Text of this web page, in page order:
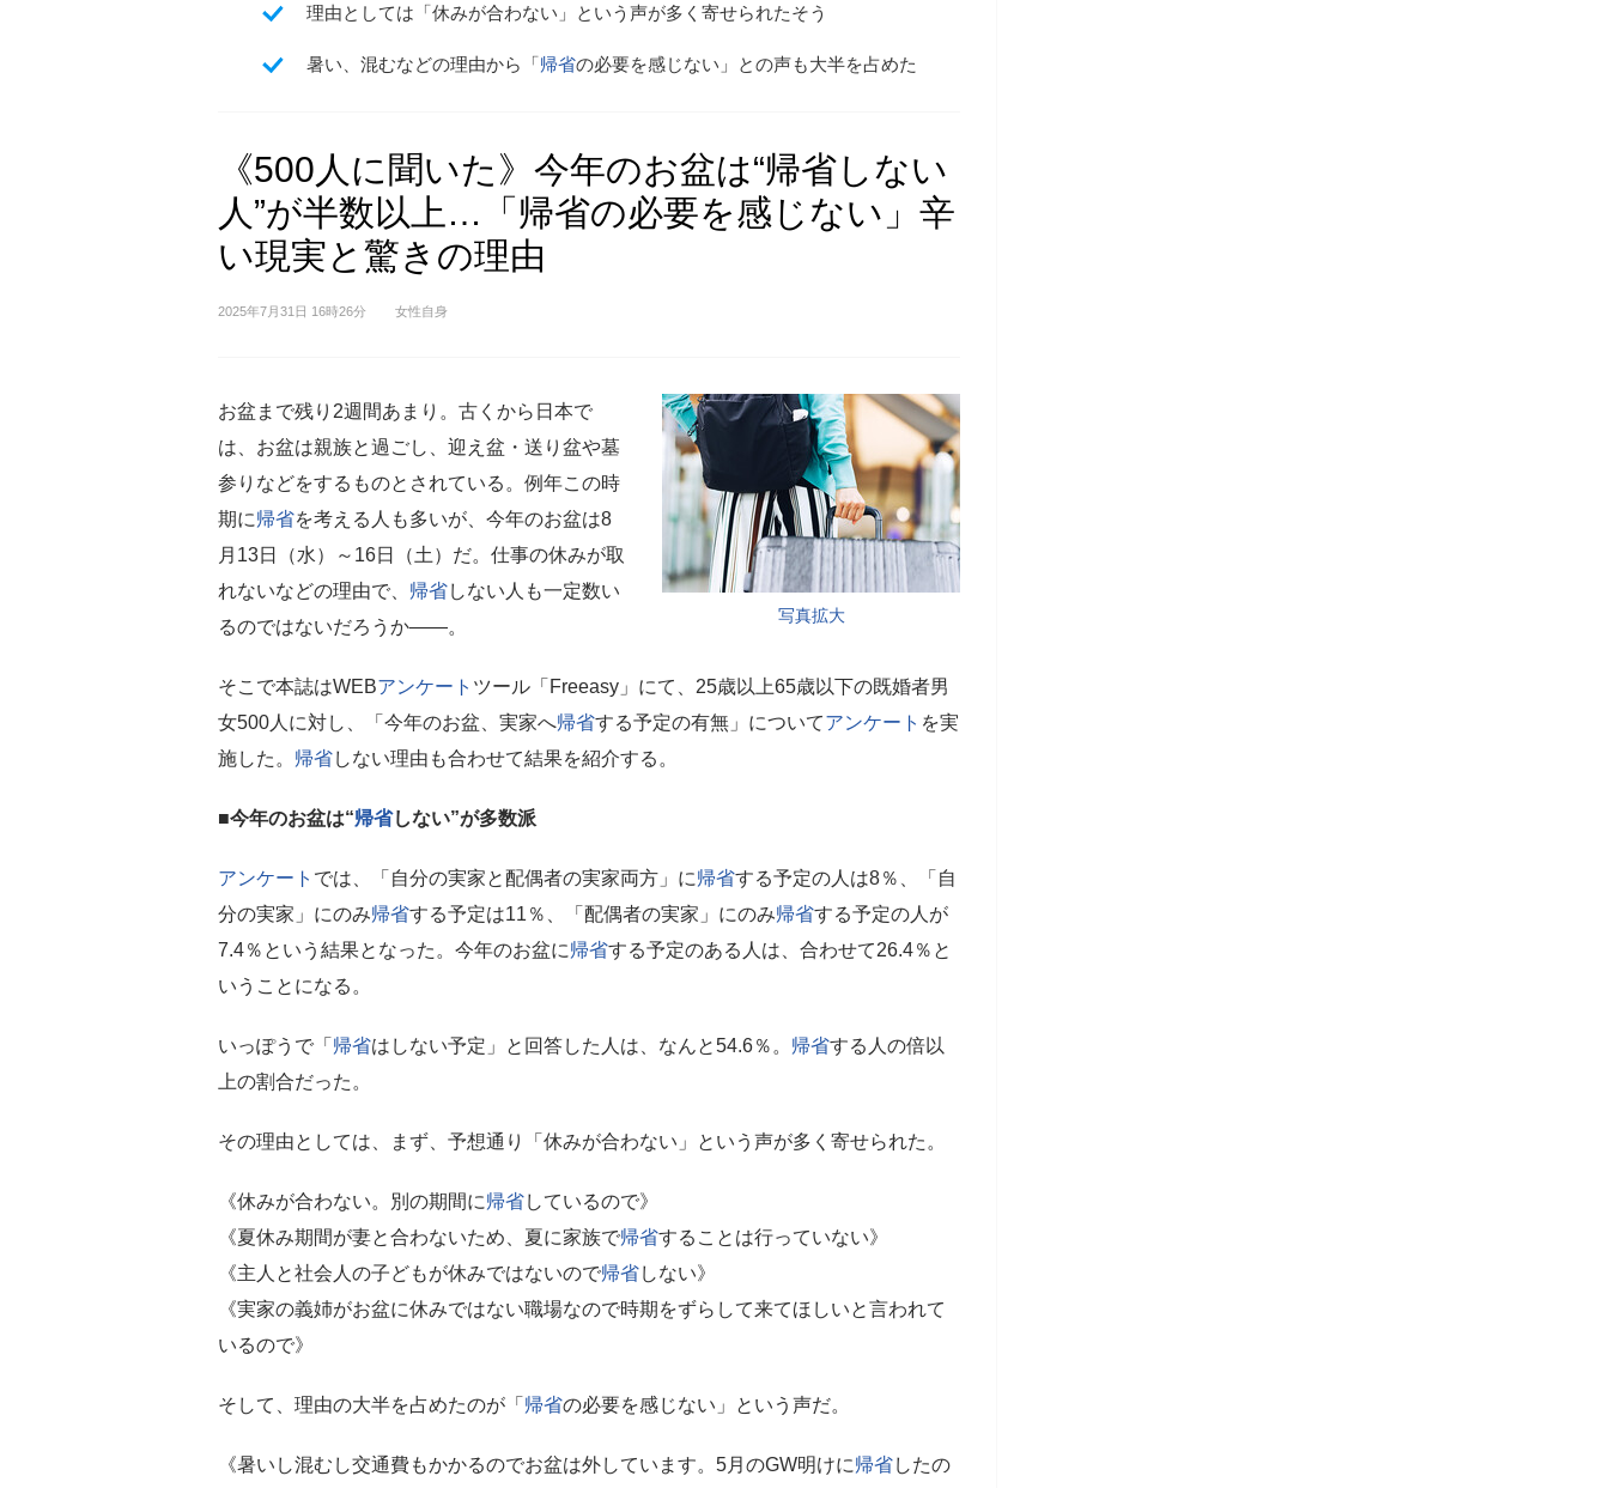
理由としては「休みが合わない」という声が多く寄せられたそう
暑い、混むなどの理由から「帰省の必要を感じない」との声も大半を占めた
《500人に聞いた》今年のお盆は“帰省しない
人”が半数以上…「帰省の必要を感じない」辛
い現実と驚きの理由
2025年7月31日 16時26分 女性自身
写真拡大
お盆まで残り2週間あまり。古くから日本で
は、お盆は親族と過ごし、迎え盆・送り盆や墓
参りなどをするものとされている。例年この時
期に帰省を考える人も多いが、今年のお盆は8
月13日（水）～16日（土）だ。仕事の休みが取
れないなどの理由で、 帰省しない人も一定数い
るのではないだろうか――。
そこで本誌はWEBアンケート ツール「Freeasy」にて、25歳以上65歳以下の既婚者男
女500人に対し、「今年のお盆、実家へ帰省する予定の有無」についてアンケート を実
施した。 帰省しない理由も合わせて結果を紹介する。
■今年のお盆は“帰省しない”が多数派
アンケート では、「自分の実家と配偶者の実家両方」に帰省する予定の人は8％、「自
分の実家」にのみ帰省する予定は11％、「配偶者の実家」にのみ帰省する予定の人が
7.4％という結果となった。今年のお盆に帰省する予定のある人は、合わせて26.4％と
いうことになる。
いっぽうで「 帰省はしない予定」と回答した人は、なんと54.6％。 帰省する人の倍以
上の割合だった。
その理由としては、まず、予想通り「休みが合わない」という声が多く寄せられた。
《休みが合わない。別の期間に帰省しているので》
《夏休み期間が妻と合わないため、夏に家族で帰省することは行っていない》
《主人と社会人の子どもが休みではないので帰省しない》
《実家の義姉がお盆に休みではない職場なので時期をずらして来てほしいと言われて
いるので》
そして、理由の大半を占めたのが「 帰省の必要を感じない」という声だ。
《暑いし混むし交通費もかかるのでお盆は外しています。5月のGW明けに帰省したの